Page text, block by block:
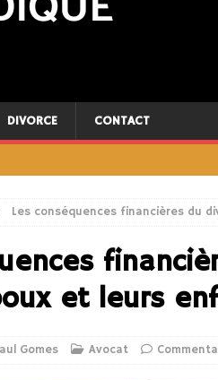
DIVORCE CONTACT
Les conséquences financières du
et leurs
Gomes Avocat